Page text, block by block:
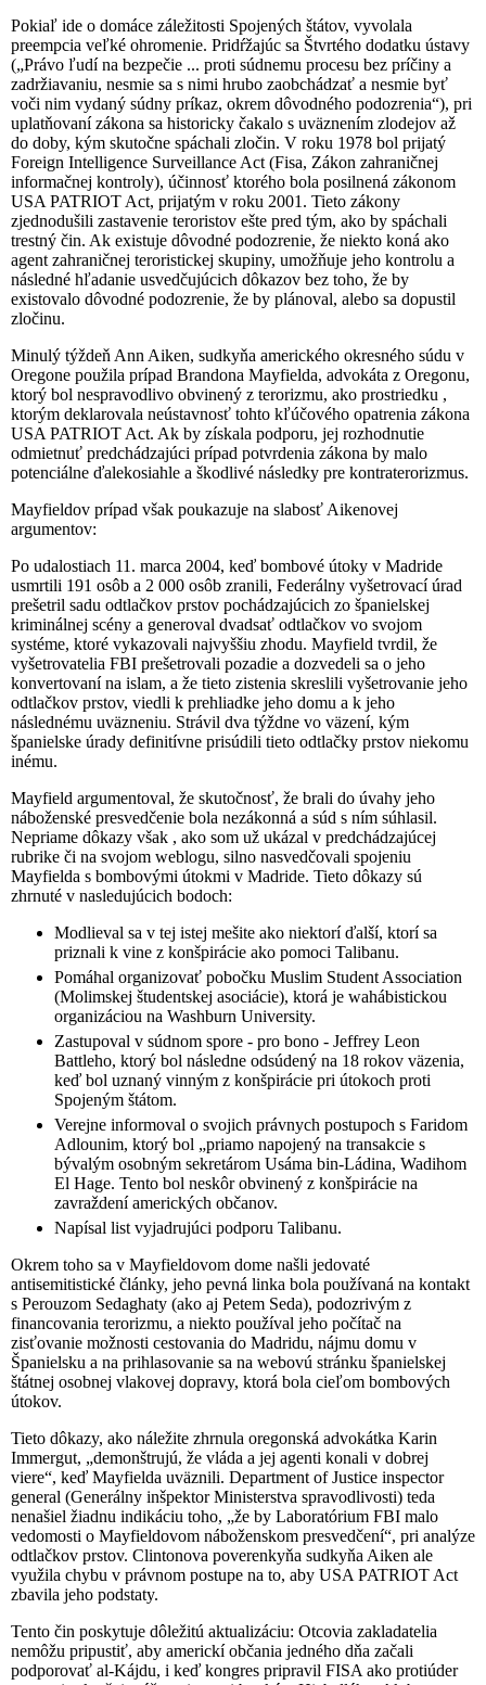
Pokiaľ ide o domáce záležitosti Spojených štátov, vyvolala
preempcia veľké ohromenie. Pridŕžajúc sa Štvrtého dodatku ústavy
(„Právo ľudí na bezpečie ... proti súdnemu procesu bez príčiny a
zadržiavaniu, nesmie sa s nimi hrubo zaobchádzať a nesmie byť
voči nim vydaný súdny príkaz, okrem dôvodného podozrenia“), pri
uplatňovaní zákona sa historicky čakalo s uväznením zlodejov až
do doby, kým skutočne spáchali zločin. V roku 1978 bol prijatý
Foreign Intelligence Surveillance Act (Fisa, Zákon zahraničnej
informačnej kontroly), účinnosť ktorého bola posilnená zákonom
USA PATRIOT Act, prijatým v roku 2001. Tieto zákony
zjednodušili zastavenie teroristov ešte pred tým, ako by spáchali
trestný čin. Ak existuje dôvodné podozrenie, že niekto koná ako
agent zahraničnej teroristickej skupiny, umožňuje jeho kontrolu a
následné hľadanie usvedčujúcich dôkazov bez toho, že by
existovalo dôvodné podozrenie, že by plánoval, alebo sa dopustil
zločinu.
Minulý týždeň Ann Aiken, sudkyňa amerického okresného súdu v
Oregone použila prípad Brandona Mayfielda, advokáta z Oregonu,
ktorý bol nespravodlivo obvinený z terorizmu, ako prostriedku ,
ktorým deklarovala neústavnosť tohto kľúčového opatrenia zákona
USA PATRIOT Act. Ak by získala podporu, jej rozhodnutie
odmietnuť predchádzajúci prípad potvrdenia zákona by malo
potenciálne ďalekosiahle a škodlivé následky pre kontraterorizmus.
Mayfieldov prípad však poukazuje na slabosť Aikenovej
argumentov:
Po udalostiach 11. marca 2004, keď bombové útoky v Madride
usmrtili 191 osôb a 2 000 osôb zranili, Federálny vyšetrovací úrad
prešetril sadu odtlačkov prstov pochádzajúcich zo španielskej
kriminálnej scény a generoval dvadsať odtlačkov vo svojom
systéme, ktoré vykazovali najvyššiu zhodu. Mayfield tvrdil, že
vyšetrovatelia FBI prešetrovali pozadie a dozvedeli sa o jeho
konvertovaní na islam, a že tieto zistenia skreslili vyšetrovanie jeho
odtlačkov prstov, viedli k prehliadke jeho domu a k jeho
následnému uväzneniu. Strávil dva týždne vo väzení, kým
španielske úrady definitívne prisúdili tieto odtlačky prstov niekomu
inému.
Mayfield argumentoval, že skutočnosť, že brali do úvahy jeho
náboženské presvedčenie bola nezákonná a súd s ním súhlasil.
Nepriame dôkazy však , ako som už ukázal v predchádzajúcej
rubrike či na svojom weblogu, silno nasvedčovali spojeniu
Mayfielda s bombovými útokmi v Madride. Tieto dôkazy sú
zhrnuté v nasledujúcich bodoch:
Modlieval sa v tej istej mešite ako niektorí ďalší, ktorí sa
priznali k vine z konšpirácie ako pomoci Talibanu.
Pomáhal organizovať pobočku Muslim Student Association
(Molimskej študentskej asociácie), ktorá je wahábistickou
organizáciou na Washburn University.
Zastupoval v súdnom spore - pro bono - Jeffrey Leon
Battleho, ktorý bol následne odsúdený na 18 rokov väzenia,
keď bol uznaný vinným z konšpirácie pri útokoch proti
Spojeným štátom.
Verejne informoval o svojich právnych postupoch s Faridom
Adlounim, ktorý bol „priamo napojený na transakcie s
bývalým osobným sekretárom Usáma bin-Ládina, Wadihom
El Hage. Tento bol neskôr obvinený z konšpirácie na
zavraždení amerických občanov.
Napísal list vyjadrujúci podporu Talibanu.
Okrem toho sa v Mayfieldovom dome našli jedovaté
antisemitistické články, jeho pevná linka bola používaná na kontakt
s Perouzom Sedaghaty (ako aj Petem Seda), podozrivým z
financovania terorizmu, a niekto používal jeho počítač na
zisťovanie možnosti cestovania do Madridu, nájmu domu v
Španielsku a na prihlasovanie sa na webovú stránku španielskej
štátnej osobnej vlakovej dopravy, ktorá bola cieľom bombových
útokov.
Tieto dôkazy, ako náležite zhrnula oregonská advokátka Karin
Immergut, „demonštrujú, že vláda a jej agenti konali v dobrej
viere“, keď Mayfielda uväznili. Department of Justice inspector
general (Generálny inšpektor Ministerstva spravodlivosti) teda
nenašiel žiadnu indikáciu toho, „že by Laboratórium FBI malo
vedomosti o Mayfieldovom náboženskom presvedčení“, pri analýze
odtlačkov prstov. Clintonova poverenkyňa sudkyňa Aiken ale
využila chybu v právnom postupe na to, aby USA PATRIOT Act
zbavila jeho podstaty.
Tento čin poskytuje dôležitú aktualizáciu: Otcovia zakladatelia
nemôžu pripustiť, aby americkí občania jedného dňa začali
podporovať al-Kájdu, i keď kongres pripravil FISA ako protiúder